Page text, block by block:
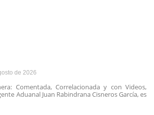
de 2026
Comentada, Correlacionada y con Videos,
Aduanal Juan Rabindrana Cisneros García, es